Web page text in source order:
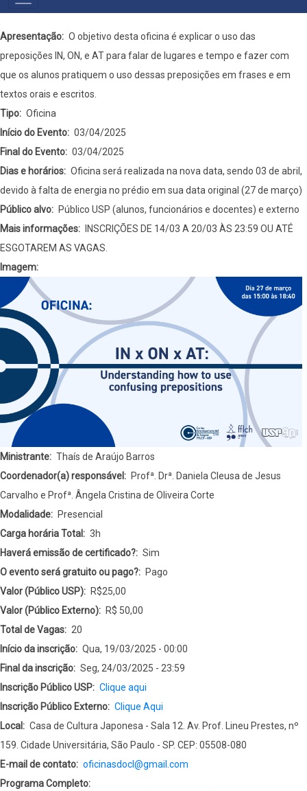
PRIMÁRIO
Apresentação
O objetivo desta oficina é explicar o uso das
preposições IN, ON, e AT para falar de lugares e tempo e fazer com
que os alunos pratiquem o uso dessas preposições em frases e em
textos orais e escritos.
Tipo
Oficina
Início do Evento
03/04/2025
Final do Evento
03/04/2025
Dias e horários
Oficina será realizada na nova data, sendo 03 de abril,
devido à falta de energia no prédio em sua data original (27 de março)
Público alvo
Público USP (alunos, funcionários e docentes) e externo
Mais informações
INSCRIÇÕES DE 14/03 A 20/03 ÀS 23:59 OU ATÉ
ESGOTAREM AS VAGAS.
Imagem
Ministrante
Thaís de Araújo Barros
Coordenador(a) responsável
Profª. Drª. Daniela Cleusa de Jesus
Carvalho e Profª. Ângela Cristina de Oliveira Corte
Modalidade
Presencial
Carga horária Total
3h
Haverá emissão de certificado?
Sim
O evento será gratuito ou pago?
Pago
Valor (Público USP)
R$25,00
Valor (Público Externo)
R$ 50,00
Total de Vagas
20
Início da inscrição
Qua, 19/03/2025 - 00:00
Final da inscrição
Seg, 24/03/2025 - 23:59
Inscrição Público USP
Clique aqui
Inscrição Público Externo
Clique Aqui
Local
Casa de Cultura Japonesa - Sala 12. Av. Prof. Lineu Prestes, nº
159. Cidade Universitária, São Paulo - SP. CEP: 05508-080
E-mail de contato
oficinasdocl@gmail.com
Programa Completo